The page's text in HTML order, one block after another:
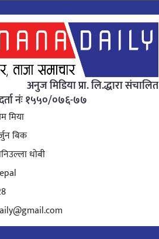
अनुज मिडिया प्रा. लि.द्धारा संचालित
नंः १५५०/०७६-७७
मिया
बिक
धोबी